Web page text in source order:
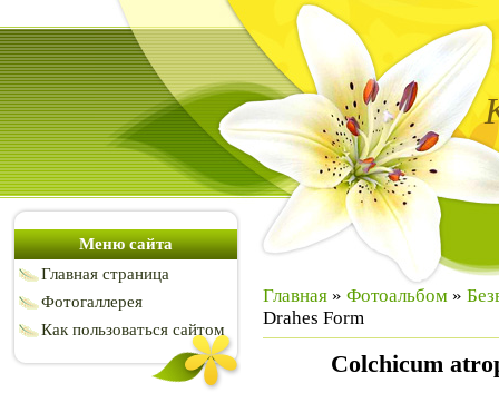
Меню сайта
Главная страница
Фотогаллерея
Как пользоваться сайтом
Главная » Фотоальбом »
Drahes Form
Colchicum